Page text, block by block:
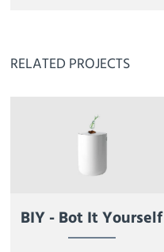
RELATED PROJECTS
BIY - Bot It Yourself